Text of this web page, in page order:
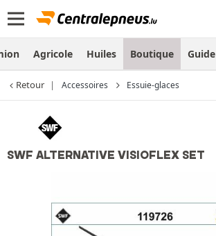
Agricole Huiles Boutique Guide
Retour Accessoires Essuie-glaces
SWF ALTERNATIVE VISIOFLEX SET